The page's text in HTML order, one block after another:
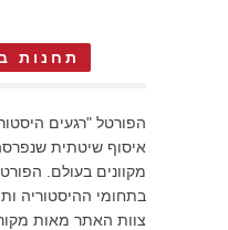
תחנות
הפורטל "רגעים
איסוף שיטתית
מקוונים בעולם.
בתחומי ההיסטוריה
צוות האתר מאות